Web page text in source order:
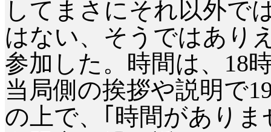
してまさにそれ以外で
はない、そうではあり
参加した。時間は、 18
当局側の挨拶や説明で
の上で、｢時間があり